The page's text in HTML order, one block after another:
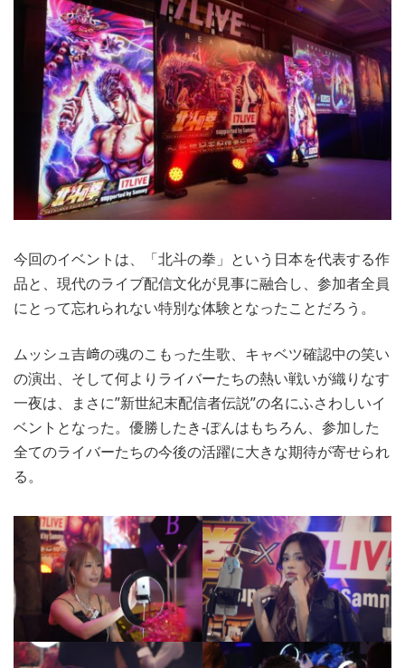
今回のイベントは、「北斗の拳」という日本を代表する作
品と、現代のライブ配信文化が見事に融合し、参加者全員
にとって忘れられない特別な体験となったことだろう。
ムッシュ吉﨑の魂のこもった生歌、キャベツ確認中の笑い
の演出、そして何よりライバーたちの熱い戦いが織りなす
一夜は、まさに”新世紀末配信者伝説”の名にふさわしいイ
ベントとなった。優勝したき-ぽんはもちろん、参加した
全てのライバーたちの今後の活躍に大きな期待が寄せられ
る。